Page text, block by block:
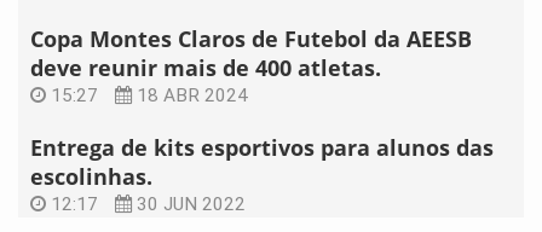
Copa Montes Claros de Futebol da AEESB
deve reunir mais de 400 atletas.
15:27 18 ABR 2024
Entrega de kits esportivos para alunos das
escolinhas.
12:17 30 JUN 2022